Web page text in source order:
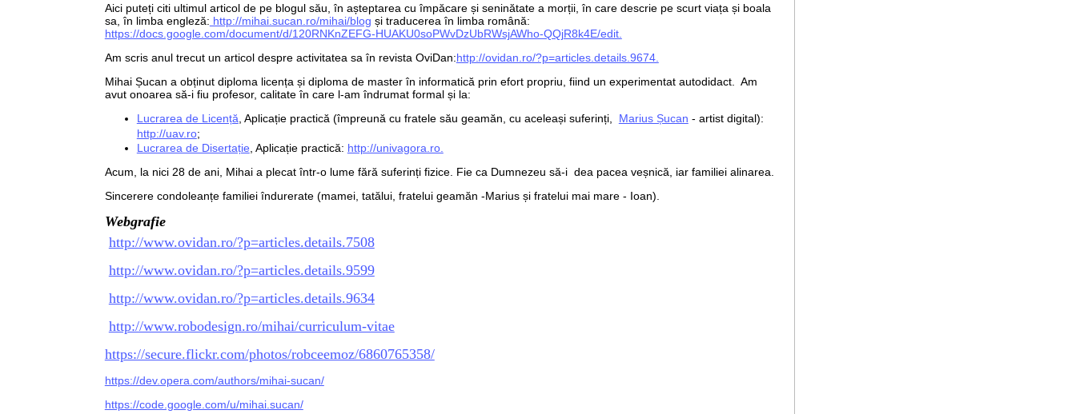
Aici puteți citi ultimul articol de pe blogul său, în așteptarea cu împăcare și seninătate a morții, în care descrie pe scurt viața și boala
sa, în limba engleză: http://mihai.sucan.ro/mihai/blog și traducerea în limba română:
https://docs.google.com/document/d/120RNKnZEFG-HUAKU0soPWvDzUbRWsjAWho-QQjR8k4E/edit.
Am scris anul trecut un articol despre activitatea sa în revista OviDan:http://ovidan.ro/?p=articles.details.9674.
Mihai Șucan a obținut diploma licența și diploma de master în informatică prin efort propriu, fiind un experimentat autodidact. Am
avut onoarea să-i fiu profesor, calitate în care l-am îndrumat formal și la:
Lucrarea de Licență , Aplicație practică (împreună cu fratele său geamăn, cu aceleași suferinți, Marius Șucan - artist digital):
http://uav.ro;
Lucrarea de Disertație Aplicație practică: http://univagora.ro.
Acum, la nici 28 de ani, Mihai a plecat într-o lume fără suferinți fizice. Fie ca Dumnezeu să-i dea pacea veșnică, iar familiei alinarea.
Sincerere condoleanțe familiei îndurerate (mamei, tatălui, fratelui geamăn -Marius și fratelui mai mare - Ioan).
Webgrafie
http://www.ovidan.ro/?p=articles.details.7508
http://www.ovidan.ro/?p=articles.details.9599
http://www.ovidan.ro/?p=articles.details.9634
http://www.robodesign.ro/mihai/curriculum-vitae
https://secure.flickr.com/photos/robceemoz/6860765358/
https://dev.opera.com/authors/mihai-sucan/
https://code.google.com/u/mihai.sucan/